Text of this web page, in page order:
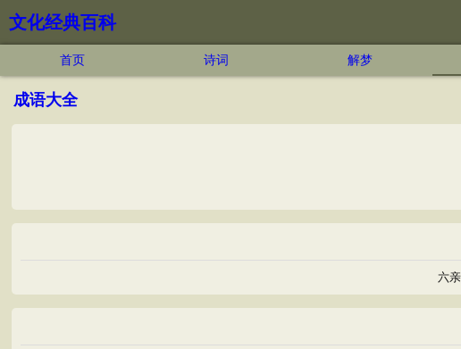
文化经典百科
首页 诗词 解梦
成语大全
六